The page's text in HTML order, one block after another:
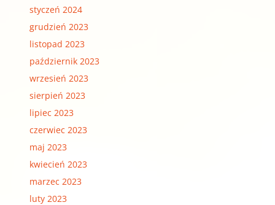
styczeń 2024
grudzień 2023
listopad 2023
październik 2023
wrzesień 2023
sierpień 2023
lipiec 2023
czerwiec 2023
maj 2023
kwiecień 2023
marzec 2023
luty 2023